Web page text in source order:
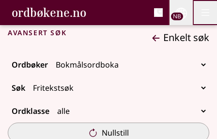
Gå til hovedinnhold
Tilgjengelighet
ordbøkene.no, Bokmålsordboka og
Bokmålsordboka og Nynorskordboka
NB
Avansert søk Enkelt søk
Ordbøker
Søk
Ordklasse
Nullstill